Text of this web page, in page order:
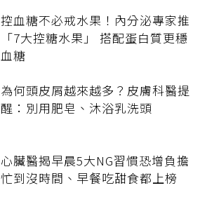
控血糖不必戒水果！內分泌專家推
「7大控糖水果」 搭配蛋白質更穩
血糖
為何頭皮屑越來越多？皮膚科醫提
醒：別用肥皂、沐浴乳洗頭
心臟醫揭早晨5大NG習慣恐增負擔
忙到沒時間、早餐吃甜食都上榜